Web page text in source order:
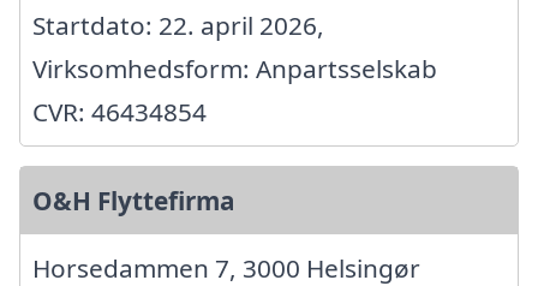
Startdato: 22. april 2026,
Virksomhedsform: Anpartsselskab
CVR: 46434854
O&H Flyttefirma
Horsedammen 7, 3000 Helsingør